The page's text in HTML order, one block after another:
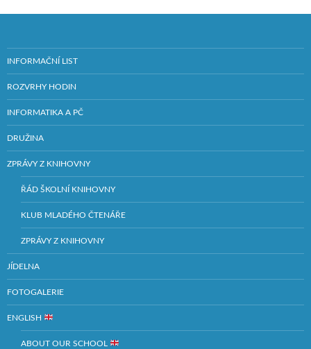
INFORMAČNÍ LIST
ROZVRHY HODIN
INFORMATIKA A PČ
DRUŽINA
ZPRÁVY Z KNIHOVNY
ŘÁD ŠKOLNÍ KNIHOVNY
KLUB MLADÉHO ČTENÁŘE
ZPRÁVY Z KNIHOVNY
JÍDELNA
FOTOGALERIE
ENGLISH
ABOUT OUR SCHOOL